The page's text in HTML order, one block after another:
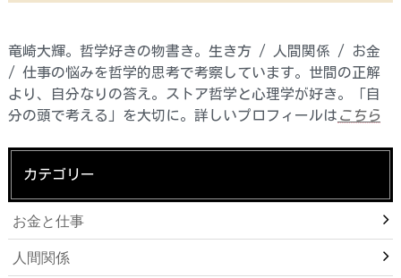
竜崎大輝。哲学好きの物書き。生き方 / 人間関係 / お金
/ 仕事の悩みを哲学的思考で考察しています。世間の正解
より、自分なりの答え。ストア哲学と心理学が好き。「自
分の頭で考える」を大切に。詳しいプロフィールは こちら
カテゴリー
お金と仕事
人間関係